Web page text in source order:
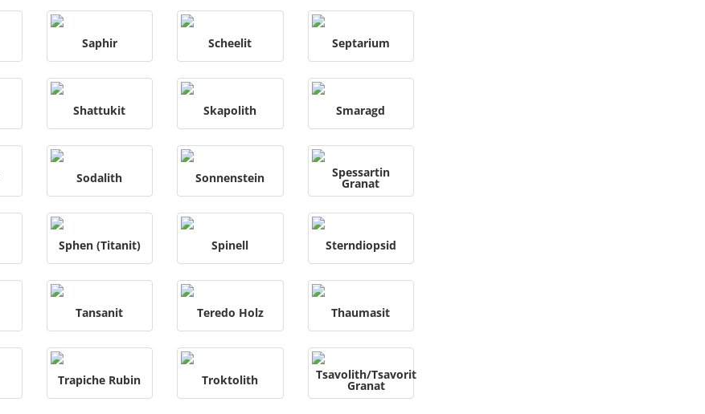
Saphir Scheelit Septarium
Shattukit Skapolith Smaragd
Sodalith Sonnenstein Spessartin
Granat
Sphen (Titanit) Spinell Sterndiopsid
Tansanit Teredo Holz Thaumasit
Trapiche Rubin Troktolith Tsavolith/Tsavorit
Granat